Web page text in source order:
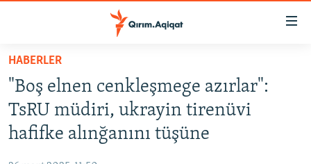
Esas
qaytmaq
Baş
navigatsiyağa
qaytmaq
Qıdıruvğa
HABERLER
SİYASET
İQTİSADİYAT
HABERLER
"Boş elnen cenkleşmege azırlar":
TsRU müdiri, ukrayin tirenüvi
hafifke alınğanını tüşüne